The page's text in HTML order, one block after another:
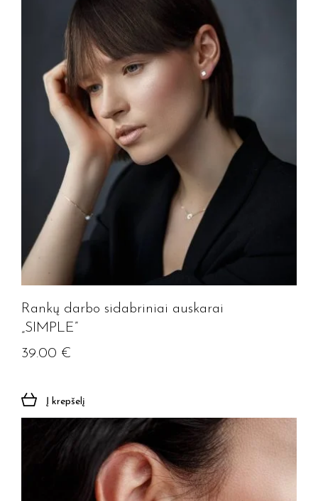
Rankų darbo sidabriniai auskarai
„SIMPLE”
39.00 €
Į krepšelį